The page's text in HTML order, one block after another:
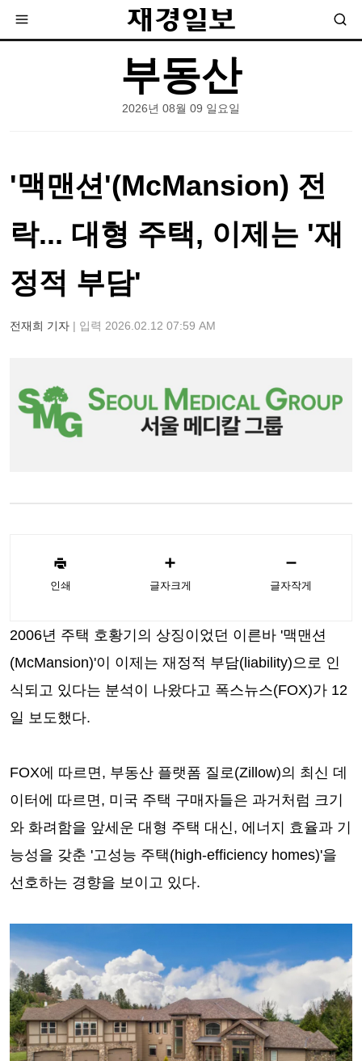
부동산
2026년 08월 09 일요일
'맥맨션'(McMansion) 전
락... 대형 주택, 이제는 '재
정적 부담'
전재희 기자 | 입력 2026.02.12 07:59 AM
인쇄 글자크게 글자작게
2006년 주택 호황기의 상징이었던 이른바 '맥맨션
(McMansion)'이 이제는 재정적 부담(liability)으로 인
식되고 있다는 분석이 나왔다고 폭스뉴스(FOX)가 12
일 보도했다.
FOX에 따르면, 부동산 플랫폼 질로(Zillow)의 최신 데
이터에 따르면, 미국 주택 구매자들은 과거처럼 크기
와 화려함을 앞세운 대형 주택 대신, 에너지 효율과 기
능성을 갖춘 '고성능 주택(high-efficiency homes)'을
선호하는 경향을 보이고 있다.